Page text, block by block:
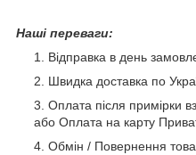
Наші переваги:
Відправка в день
Швидка доставка по
Оплата після примірки
або Оплата на карту
Обмін / Повернення